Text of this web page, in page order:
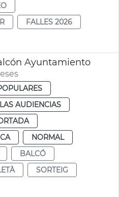
FALLES 2026
Ayuntamiento
AUDIENCIAS
NORMAL
BALCÓ
SORTEIG